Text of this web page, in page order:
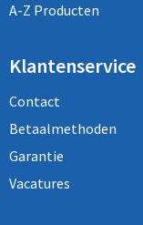
A-Z Producten
Klantenservice
Contact
Betaalmethoden
Garantie
Vacatures